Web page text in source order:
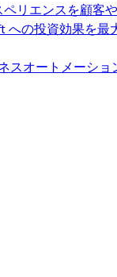
リエンスを顧客
の投資効果を最
スオートメーショ